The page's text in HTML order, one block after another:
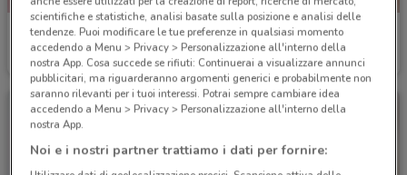
Arcaplanet
Scade il 16/08 1.4 km
Spazio Conad
Scade mercoledì 1.4 km
scientifiche e statistiche, analisi basate sulla posizione e analisi delle
tendenze. Puoi modificare le tue preferenze in qualsiasi momento
accedendo a Menu > Privacy > Personalizzazione all'interno della
nostra App. Cosa succede se rifiuti: Continuerai a visualizzare annunci
pubblicitari, ma riguarderanno argomenti generici e probabilmente non
saranno rilevanti per i tuoi interessi. Potrai sempre cambiare idea
accedendo a Menu > Privacy > Personalizzazione all'interno della
nostra App.
Noi e i nostri partner trattiamo i dati per fornire: